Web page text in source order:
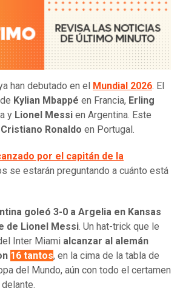
han debutado en el Mundial 2026. El
Kylian Mbappé en Francia, Erling
y Lionel Messi en Argentina. Este
Cristiano Ronaldo en Portugal.
por el capitán de la
se estarán preguntando a cuánto está
goleó 3-0 a Argelia en Kansas
de Lionel Messi. Un hat-trick que le
Inter Miami alcanzar al alemán
16 tantos, en la cima de la tabla de
del Mundo, aún con todo el certamen